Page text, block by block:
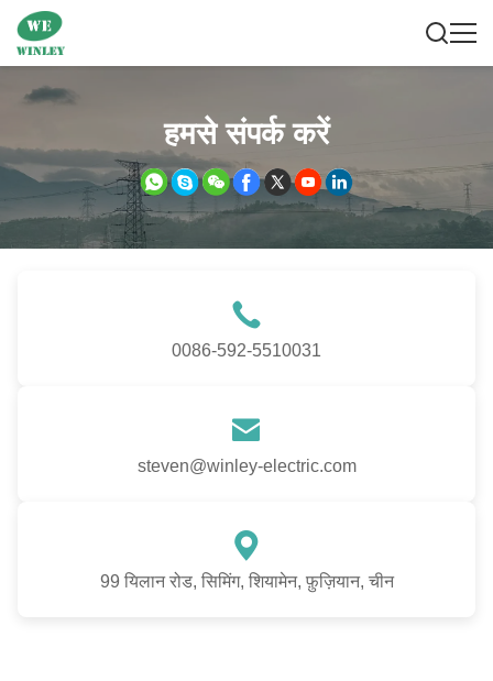
हमसे संपर्क करें
0086-592-5510031
steven@winley-electric.com
99 यिलान रोड, सिमिंग, शियामेन, फ़ुज़ियान, चीन